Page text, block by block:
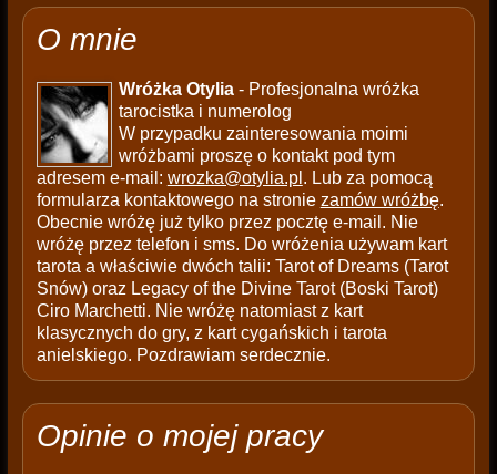
O mnie
Wróżka Otylia- Profesjonalna wróżka
tarocistka i numerolog
W przypadku zainteresowania moimi
wróżbami proszę o kontakt pod tym
adresem e-mail: wrozka@otylia.pl . Lub za pomocą
formularza kontaktowego na stronie zamów wróżbę.
Obecnie wróżę już tylko przez pocztę e-mail. Nie
wróżę przez telefon i sms. Do wróżenia używam kart
tarota a właściwie dwóch talii: Tarot of Dreams (Tarot
Snów) oraz Legacy of the Divine Tarot (Boski Tarot)
Ciro Marchetti. Nie wróżę natomiast z kart
klasycznych do gry, z kart cygańskich i tarota
anielskiego. Pozdrawiam serdecznie.
Opinie o mojej pracy